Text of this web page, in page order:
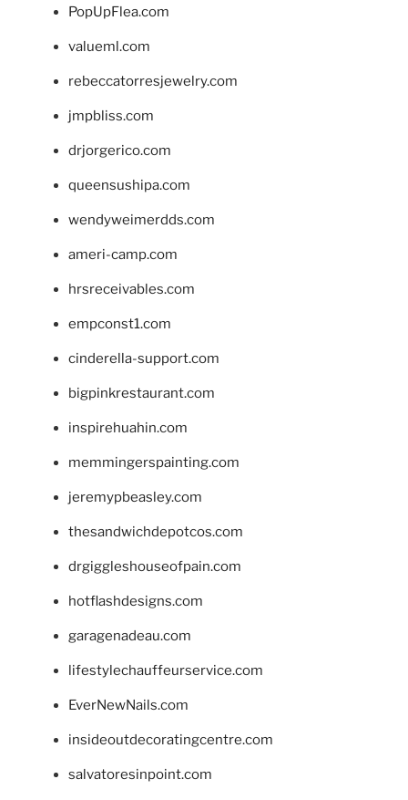
PopUpFlea.com
valueml.com
rebeccatorresjewelry.com
jmpbliss.com
drjorgerico.com
queensushipa.com
wendyweimerdds.com
ameri-camp.com
hrsreceivables.com
empconst1.com
cinderella-support.com
bigpinkrestaurant.com
inspirehuahin.com
memmingerspainting.com
jeremypbeasley.com
thesandwichdepotcos.com
drgiggleshouseofpain.com
hotflashdesigns.com
garagenadeau.com
lifestylechauffeurservice.com
EverNewNails.com
insideoutdecoratingcentre.com
salvatoresinpoint.com